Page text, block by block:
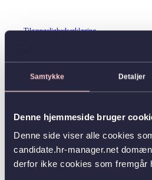
Samtykke Detaljer
Denne hjemmeside bruger
Denne side viser alle cookies
candidate.hr-manager.net
derfor ikke cookies som fremgår
Tilgængelighedserklæring